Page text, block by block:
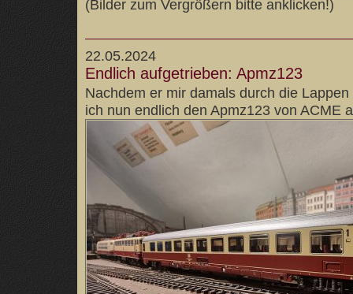
(Bilder zum Vergrößern bitte anklicken!)
22.05.2024
Endlich aufgetrieben: Apmz123
Nachdem er mir damals durch die
ich nun endlich den Apmz123 von ACME